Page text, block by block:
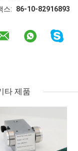
스:
86-10-82916893
타 제품